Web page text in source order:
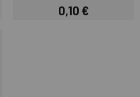
Prezzo
0,10 €